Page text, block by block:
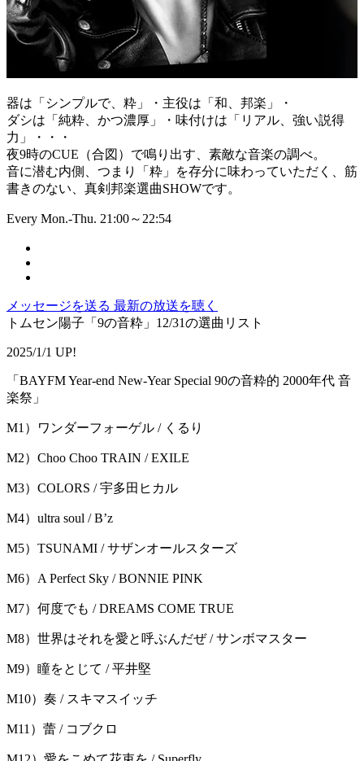
器は「シンプルで、粋」・主役は「和、邦楽」・
ダシは「純粋、かつ濃厚」・味付けは「リアル、強い説得
力」・・・
夜9時のCUE（合図）で鳴り出す、素敵な音楽の調べ。
音に潜む内側、つまり「粋」を存分に味わっていただく、筋
書きのない、真剣邦楽選曲SHOWです。
Every Mon.-Thu. 21:00～22:54
メッセージを送る 最新の放送を聴く
トムセン陽子「9の音粋」12/31の選曲リスト
2025/1/1 UP!
「BAYFM Year-end New-Year Special 90の音粋的 2000年代 音
楽祭」
M1）ワンダーフォーゲル / くるり
M2）Choo Choo TRAIN / EXILE
M3）COLORS / 宇多田ヒカル
M4）ultra soul / B’z
M5）TSUNAMI / サザンオールスターズ
M6）A Perfect Sky / BONNIE PINK
M7）何度でも / DREAMS COME TRUE
M8）世界はそれを愛と呼ぶんだぜ / サンボマスター
M9）瞳をとじて / 平井堅
M10）奏 / スキマスイッチ
M11）蕾 / コブクロ